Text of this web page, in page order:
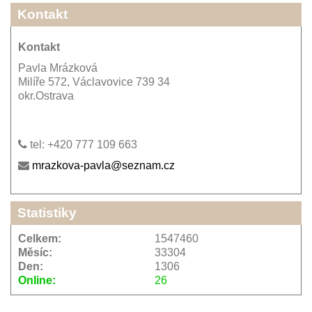
Kontakt
Kontakt
Pavla Mrázková
Milíře 572, Václavovice 739 34
okr.Ostrava
tel: +420 777 109 663
mrazkova-pavla@seznam.cz
Statistiky
Online: 26
Celkem:
1547460
Měsíc:
33304
Den:
1306